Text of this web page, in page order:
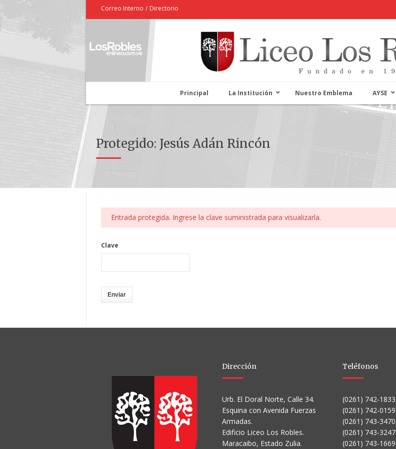
Correo Interno / Directorio
Principal La Institución Nuestro Emblema AYSE
Protegido: Jesús Adán Rincón
Entrada protegida. Ingrese la clave suministrada para visualizarla.
Clave
Dirección
Urb. El Doral Norte, Calle 34.
Esquina con Avenida Fuerzas
Armadas.
Edificio Liceo Los Robles.
Maracaibo, Estado Zulia.
Teléfonos
(0261) 742-1833
(0261) 742-0159
(0261) 743-3470
(0261) 743-3247
(0261) 743-1669